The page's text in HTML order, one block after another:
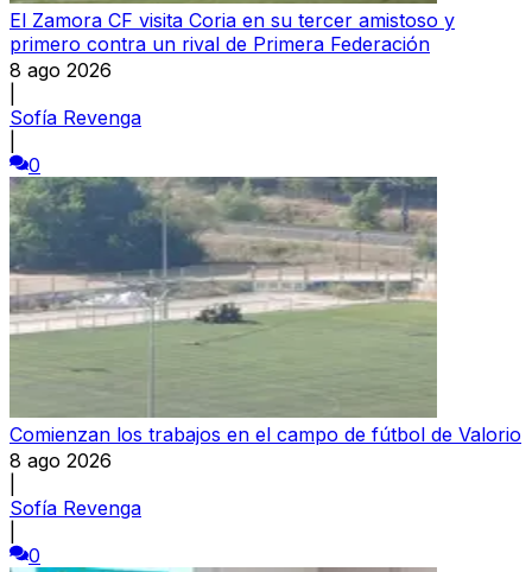
El Zamora CF visita Coria en su tercer amistoso y
primero contra un rival de Primera Federación
8 ago 2026
Sofía Revenga
0
Comienzan los trabajos en el campo de fútbol de Valorio
8 ago 2026
Sofía Revenga
0